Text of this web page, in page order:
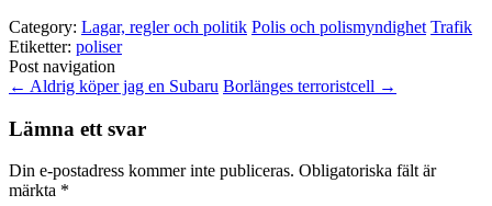
Category: Lagar, regler och politik Polis och polismyndighet Trafik
Etiketter: poliser
Post navigation
← Aldrig köper jag en Subaru Borlänges terroristcell →
Lämna ett svar
Din e-postadress kommer inte publiceras. Obligatoriska fält är
märkta *